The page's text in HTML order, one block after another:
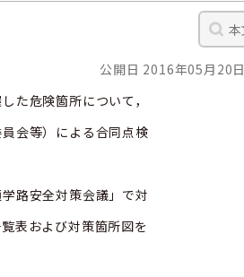
公開日 2016年05月20日
た危険箇所について，
会等）による合同点検
路安全対策会議」で対
表および対策箇所図を